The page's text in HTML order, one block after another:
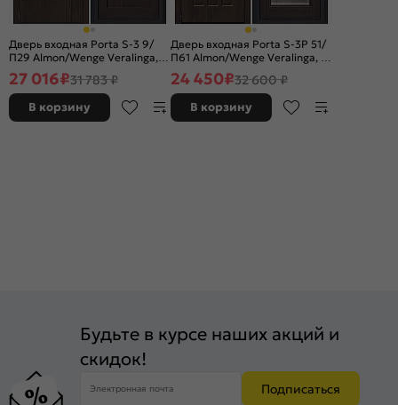
Дверь входная Porta S-3 9/
П29 Almon/Wenge Veralinga, 2
замка, с ночной задвижкой
27 016₽31 783 ₽
В корзину
Дверь входная Porta S-3P 51/
П61 Almon/Wenge Veralinga, с
зеркалом, 2 замка, с ночной
задвижкой
24 450₽32 600 ₽
В корзину
Будьте в курсе наших акций и
скидок!
Электронная почта Подписаться